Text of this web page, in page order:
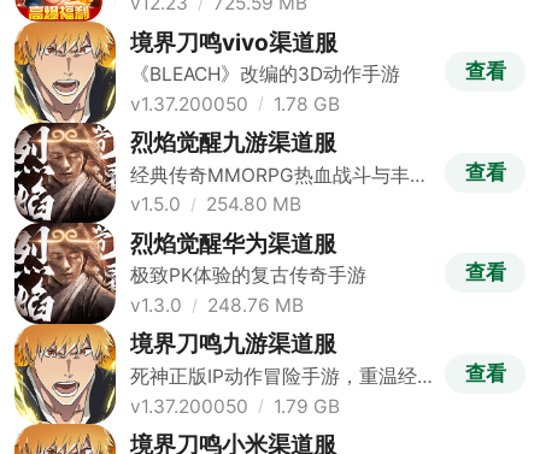
境界刀鸣vivo渠道服
《BLEACH》改编的3D动作手游
v1.37.200050
1.78 GB
查看
烈焰觉醒九游渠道服
经典传奇MMORPG热血战斗与丰厚
福利
v1.5.0 254.80 MB
查看
烈焰觉醒华为渠道服
极致PK体验的复古传奇手游
v1.3.0
248.76 MB
查看
境界刀鸣九游渠道服
死神正版IP动作冒险手游，重温经典
剧情
v1.37.200050 1.79 GB
查看
境界刀鸣小米渠道服